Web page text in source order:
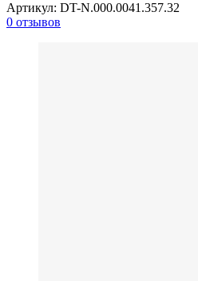
Артикул: DT-N.000.0041.357.32
0 отзывов